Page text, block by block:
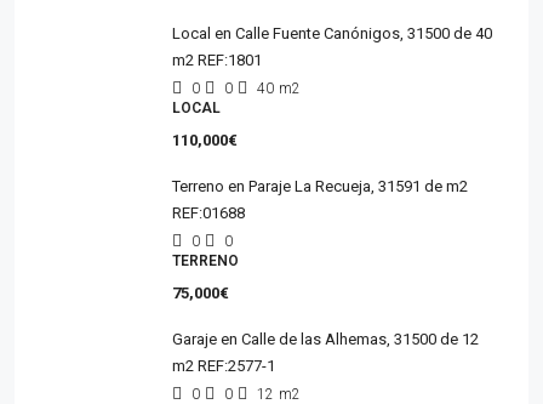
Local en Calle Fuente Canónigos, 31500 de 40
m2 REF:1801
0 0 40 m2
LOCAL
110,000€
Terreno en Paraje La Recueja, 31591 de m2
REF:01688
0
0
TERRENO
75,000€
Garaje en Calle de las Alhemas, 31500 de 12
m2 REF:2577-1
0 0 12 m2